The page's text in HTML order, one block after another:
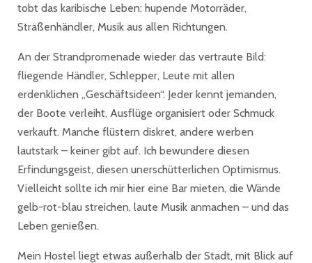
tobt das karibische Leben: hupende Motorräder,
Straßenhändler, Musik aus allen Richtungen.
An der Strandpromenade wieder das vertraute Bild:
fliegende Händler, Schlepper, Leute mit allen
erdenklichen „Geschäftsideen“. Jeder kennt jemanden,
der Boote verleiht, Ausflüge organisiert oder Schmuck
verkauft. Manche flüstern diskret, andere werben
lautstark – keiner gibt auf. Ich bewundere diesen
Erfindungsgeist, diesen unerschütterlichen Optimismus.
Vielleicht sollte ich mir hier eine Bar mieten, die Wände
gelb-rot-blau streichen, laute Musik anmachen – und das
Leben genießen.
Mein Hostel liegt etwas außerhalb der Stadt, mit Blick auf